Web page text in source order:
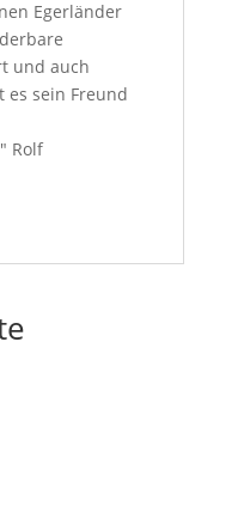
Egerländer
und auch
sein Freund
Rolf